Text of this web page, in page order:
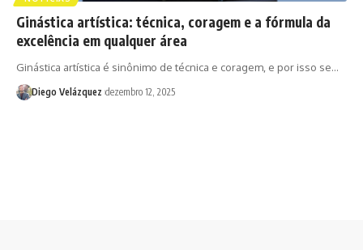
Ginástica artística: técnica, coragem e a fórmula da
excelência em qualquer área
Ginástica artística é sinônimo de técnica e coragem, e por isso se…
Diego Velázquez dezembro 12, 2025